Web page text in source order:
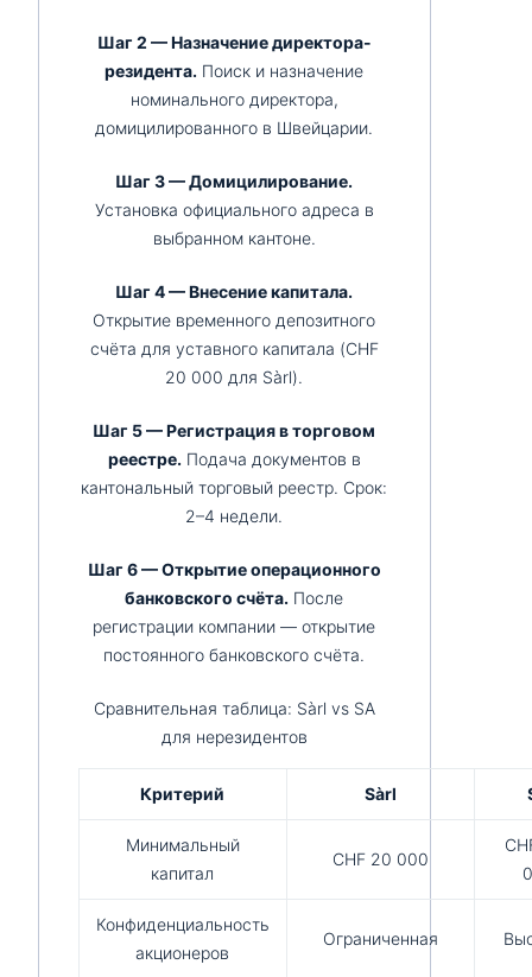
Шаг 2 — Назначение директора-
резидента. Поиск и назначение
номинального директора,
домицилированного в Швейцарии.
Шаг 3 — Домицилирование.
Установка официального адреса в
выбранном кантоне.
Шаг 4 — Внесение капитала.
Открытие временного депозитного
счёта для уставного капитала (CHF
20 000 для Sàrl).
Шаг 5 — Регистрация в торговом
реестре. Подача документов в
кантональный торговый реестр. Срок:
2–4 недели.
Шаг 6 — Открытие операционного
банковского счёта. После
регистрации компании — открытие
постоянного банковского счёта.
Сравнительная таблица: Sàrl vs SA
для нерезидентов
Критерий Sàrl
Минимальный
капитал
CHF 20 000
Конфиденциальность
акционеров
Ограниченная